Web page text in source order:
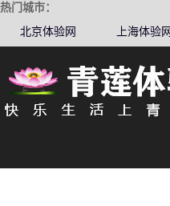
热门城市：
北京体验网
上海体验网